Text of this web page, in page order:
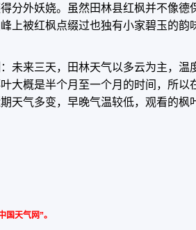
分外妖娆。虽然田林县红枫并不像德
上被红枫点缀过也独有小家碧玉的韵
未来三天，田林天气以多云为主，
大概是半个月至一个月的时间，所以
天气多变，早晚气温较低，观看的枫
国天气网”。